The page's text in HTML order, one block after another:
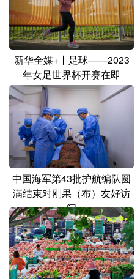
新华全媒+丨足球——2023
年女足世界杯开赛在即
中国海军第43批护航编队圆
满结束对刚果（布）友好访
问